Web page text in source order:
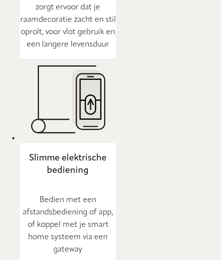
zorgt ervoor dat je
raamdecoratie zacht en stil
oprolt, voor vlot gebruik en
een langere levensduur
Slimme elektrische
bediening
Bedien met een
afstandsbediening of app,
of koppel met je smart
home systeem via een
gateway